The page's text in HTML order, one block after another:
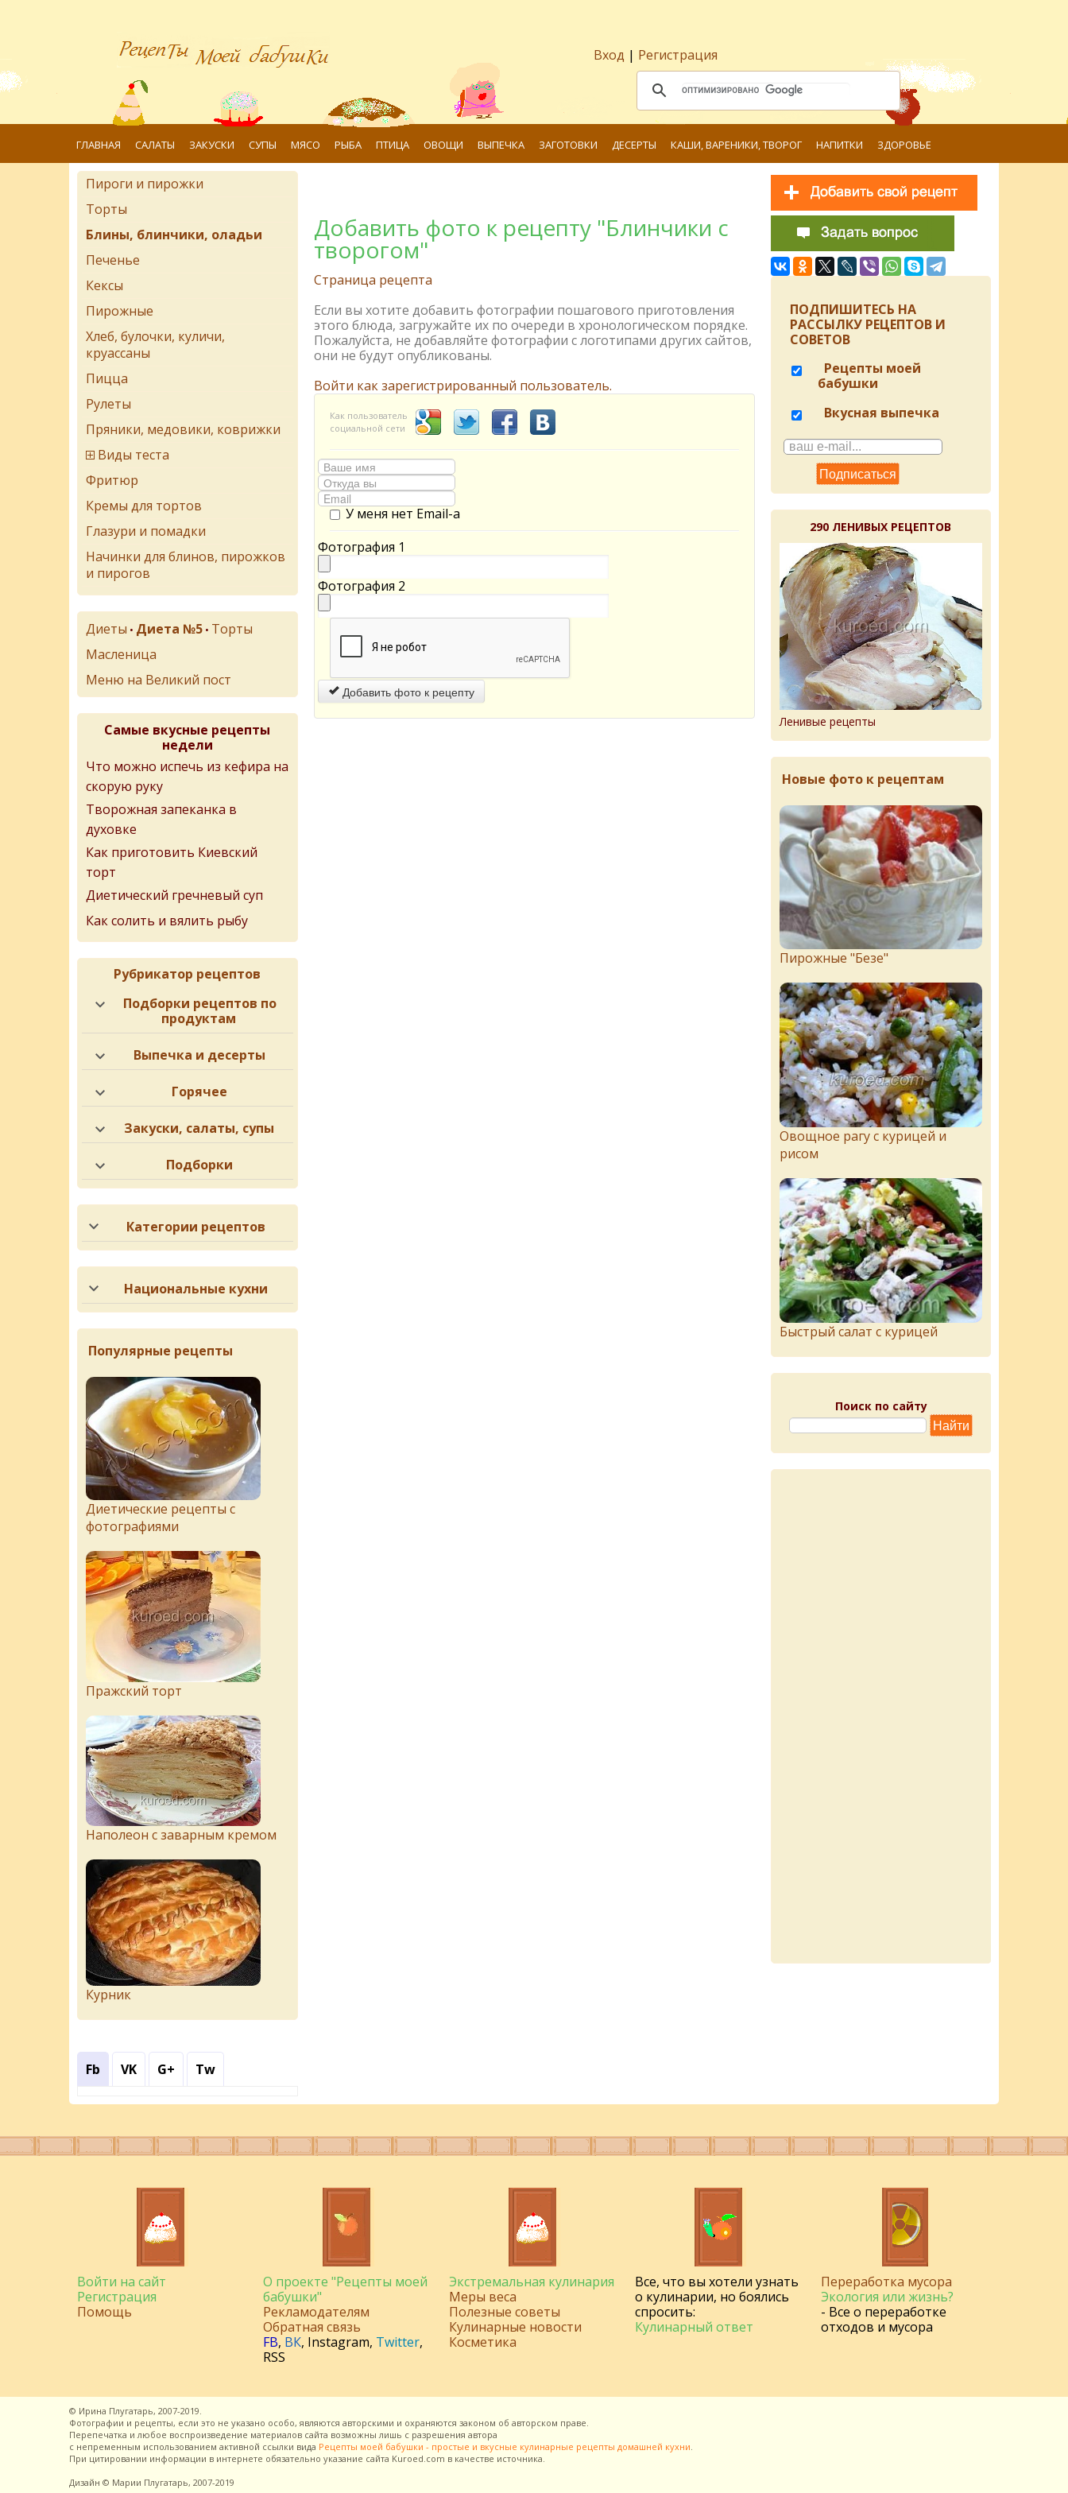
Вход | Регистрация
ГЛАВНАЯ САЛАТЫ ЗАКУСКИ СУПЫ МЯСО РЫБА ПТИЦА ОВОЩИ ВЫПЕЧКА ЗАГОТОВКИ ДЕСЕРТЫ КАШИ, ВАРЕНИКИ, ТВОРОГ НАПИТКИ ЗДОРОВЬЕ
Добавить фото к рецепту "Блинчики с
творогом"
Страница рецепта
Если вы хотите добавить фотографии пошагового приготовления
этого блюда, загружайте их по очереди в хронологическом порядке.
Пожалуйста, не добавляйте фотографии с логотипами других сайтов,
они не будут опубликованы.
Войти как зарегистрированный пользователь.
Как пользователь
социальной сети
У меня нет Email-а
Фотография 1
Фотография 2
Добавить фото к рецепту
Пироги и пирожки
Торты
Блины, блинчики, оладьи
Печенье
Кексы
Пирожные
Хлеб, булочки, куличи,
круассаны
Пицца
Рулеты
Пряники, медовики, коврижки
Виды теста
Фритюр
Кремы для тортов
Глазури и помадки
Начинки для блинов, пирожков
и пирогов
Диеты • Диета №5 • Торты
Масленица
Меню на Великий пост
Самые вкусные рецепты
недели
Что можно испечь из кефира на
скорую руку
Творожная запеканка в
духовке
Как приготовить Киевский
торт
Диетический гречневый суп
Как солить и вялить рыбу
Рубрикатор рецептов
Подборки рецептов по
продуктам
Выпечка и десерты
Горячее
Закуски, салаты, супы
Подборки
Категории рецептов
Национальные кухни
Популярные рецепты
Диетические рецепты с
фотографиями
Пражский торт
Наполеон с заварным кремом
Курник
Fb VK G+ Tw
ПОДПИШИТЕСЬ НА
РАССЫЛКУ РЕЦЕПТОВ И
СОВЕТОВ
Рецепты моей
бабушки
Вкусная выпечка
290 ЛЕНИВЫХ РЕЦЕПТОВ
Ленивые рецепты
Новые фото к рецептам
Пирожныe "Бeзe"
Овощное рагу с курицей и
рисом
Быстрый салат с курицей
Поиск по сайту
Войти на сайт
Регистрация
Помощь
О проекте "Рецепты моей
бабушки"
Рекламодателям
Обратная связь
FB, ВК, Instagram, Twitter,
RSS
Экстремальная кулинария
Меры веса
Полезные советы
Кулинарные новости
Косметика
Все, что вы хотели узнать
о кулинарии, но боялись
спросить:
Кулинарный ответ
Переработка мусора
Экология или жизнь?
- Все о переработке
отходов и мусора
© Ирина Плугатарь, 2007-2019.
Фотографии и рецепты, если это не указано особо, являются авторскими и охраняются законом об авторском праве.
Перепечатка и любое воспроизведение материалов сайта возможны лишь с разрешения автора
с непременным использованием активной ссылки вида Рецепты моей бабушки - простые и вкусные кулинарные рецепты домашней кухни.
При цитировании информации в интернете обязательно указание сайта Kuroed.com в качестве источника.
Дизайн © Марии Плугатарь, 2007-2019